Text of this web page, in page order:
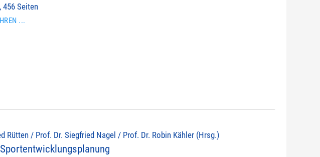
456 Seiten
...
Rütten / Prof. Dr. Siegfried Nagel / Prof. Dr. Robin Kähler (Hrsg.)